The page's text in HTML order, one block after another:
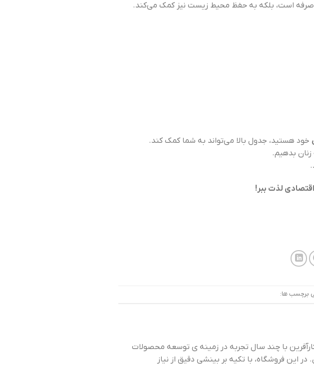
است، بلکه به حفظ محیط زیست نیز کمک می‌کند.
خود هستید، جدول بالا می‌تواند به شما کمک کند.
زنان بدهیم.
لذت ببر!
برچسب ها:
با چند سال تجربه در زمینه ی توسعه محصولات
در این فروشگاه، با تکیه بر بینشی دقیق از نیاز